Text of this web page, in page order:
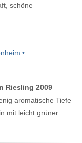
schöne
•
Riesling 2009
aromatische Tiefe
mit leicht grüner